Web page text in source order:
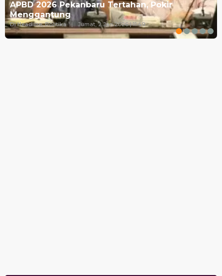
APBD 2026 Pekanbaru Tertahan, Pokir
Menggantung
Di Headline, Politika | Jumat, 2 Jan 2026 | 11:49